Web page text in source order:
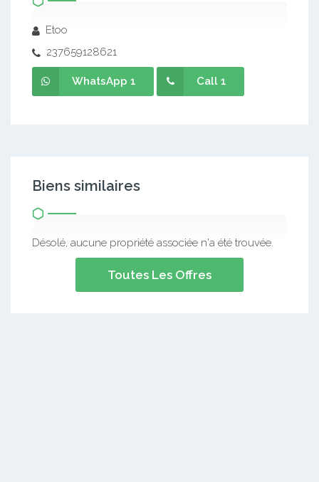
Etoo
237659128621
WhatsApp 1 Call 1
Biens similaires
Désolé, aucune propriété associée n'a été trouvée.
Toutes Les Offres